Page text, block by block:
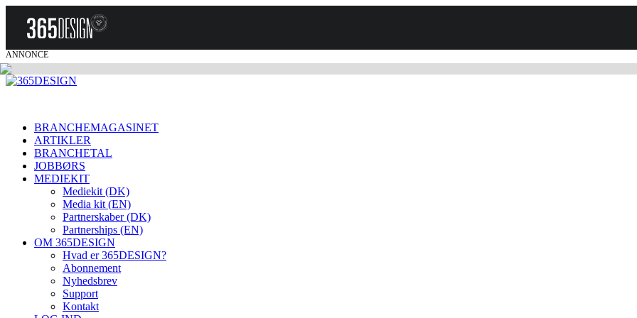
ANNONCE
BRANCHEMAGASINET
ARTIKLER
BRANCHETAL
JOBBØRS
MEDIEKIT
Mediekit (DK)
Media kit (EN)
Partnerskaber (DK)
Partnerships (EN)
OM 365DESIGN
Hvad er 365DESIGN?
Abonnement
Nyhedsbrev
Support
Kontakt